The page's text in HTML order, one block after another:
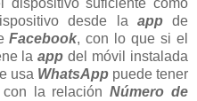
dispositivo suficiente como
desde la appde
Facebook, con lo que si el
laapp del móvil instalada
usa WhatsApppuede tener
con la relaciónNúmero de